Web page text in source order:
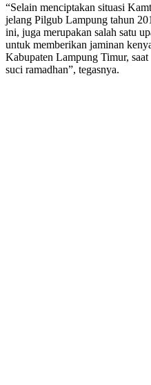
“Selain menciptakan situasi
jelang Pilgub Lampung tahun
ini, juga merupakan salah satu
untuk memberikan jaminan
Kabupaten Lampung Timur,
suci ramadhan”, tegasnya.